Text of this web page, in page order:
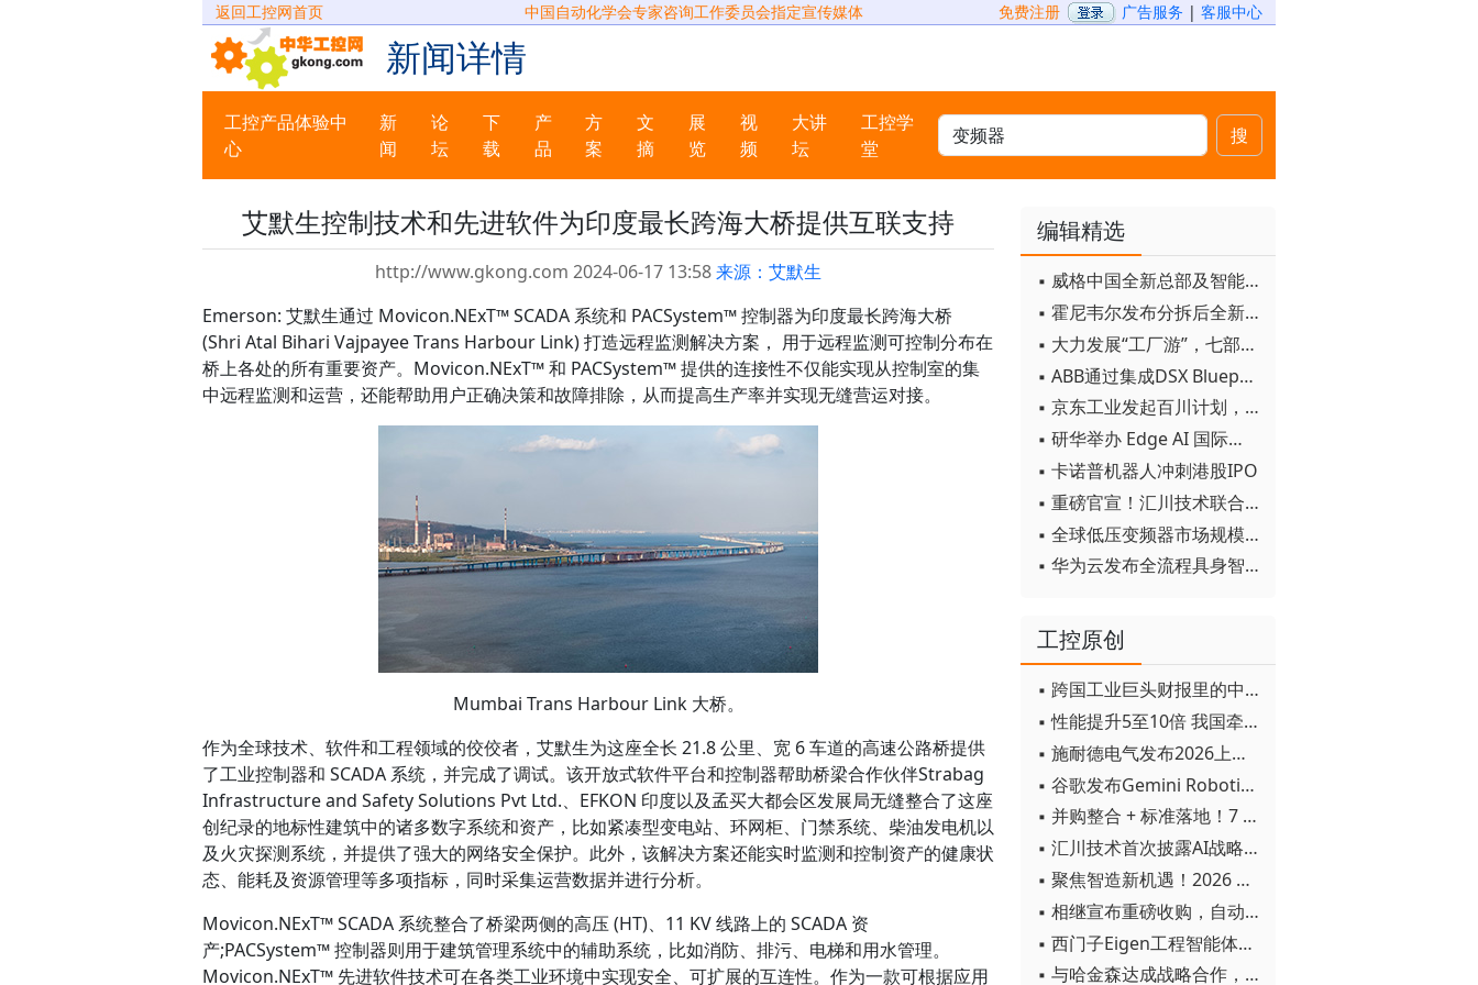
返回工控网首页 中国自动化学会专家咨询工作委员会指定宣传媒体 免费注册 广告服务 | 客服中心
新闻详情
工控产品体验中
心
新
闻
论
坛
下
载
产
品
方
案
文
摘
展
览
视
频
大讲
坛
工控学
堂
搜
艾默生控制技术和先进软件为印度最长跨海大桥提供互联支持
http://www.gkong.com 2024-06-17 13:58来源：艾默生
Emerson: 艾默生通过 Movicon.NExT™ SCADA 系统和 PACSystem™ 控制器为印度最长跨海大桥
(Shri Atal Bihari Vajpayee Trans Harbour Link) 打造远程监测解决方案， 用于远程监测可控制分布在
桥上各处的所有重要资产。Movicon.NExT™ 和 PACSystem™ 提供的连接性不仅能实现从控制室的集
中远程监测和运营，还能帮助用户正确决策和故障排除，从而提高生产率并实现无缝营运对接。
Mumbai Trans Harbour Link 大桥。
作为全球技术、软件和工程领域的佼佼者，艾默生为这座全长 21.8 公里、宽 6 车道的高速公路桥提供
了工业控制器和 SCADA 系统，并完成了调试。该开放式软件平台和控制器帮助桥梁合作伙伴Strabag
Infrastructure and Safety Solutions Pvt Ltd.、EFKON 印度以及孟买大都会区发展局无缝整合了这座
创纪录的地标性建筑中的诸多数字系统和资产，比如紧凑型变电站、环网柜、门禁系统、柴油发电机以
及火灾探测系统，并提供了强大的网络安全保护。此外，该解决方案还能实时监测和控制资产的健康状
态、能耗及资源管理等多项指标，同时采集运营数据并进行分析。
Movicon.NExT™ SCADA 系统整合了桥梁两侧的高压 (HT)、11 KV 线路上的 SCADA 资
产;PACSystem™ 控制器则用于建筑管理系统中的辅助系统，比如消防、排污、电梯和用水管理。
Movicon.NExT™ 先进软件技术可在各类工业环境中实现安全、可扩展的互连性。作为一款可根据应用
编辑精选
▪ 威格中国全新总部及智能工厂启用
▪ 霍尼韦尔发布分拆后全新品牌：霍尼韦尔科技与霍尼韦尔航空航天
▪ 大力发展“工厂游”，七部门联合发文！
▪ ABB通过集成DSX Blueprint AI基础设施，扩大与英伟达的合作
▪ 京东工业发起百川计划， 构建工业大模型新生态
▪ 研华举办 Edge AI 国际论坛
▪ 卡诺普机器人冲刺港股IPO
▪ 重磅官宣！汇川技术联合发起 D12 联盟，开创产教融合新范式
▪ 全球低压变频器市场规模2030年将超170亿美元
▪ 华为云发布全流程具身智能开发平台CloudRobo
工控原创
▪ 跨国工业巨头财报里的中国成绩单
▪ 性能提升5至10倍 我国牵头制定的WiTSnet工业以太网国际标准正式发布
▪ 施耐德电气发布2026上半年可持续发展成绩单 "Impact 2030"路线图开局稳健
▪ 谷歌发布Gemini Robotics 2模型 实现人形机器人全身智能控制突破
▪ 并购整合 + 标准落地！7 月工业自动化产业动态速递
▪ 汇川技术首次披露AI战略进展：从两个方面推动“AI业务化”落地
▪ 聚焦智造新机遇！2026 青岛数字化及智能制造技术论坛圆满落幕
▪ 相继宣布重磅收购，自动化巨头新一轮并购潮剑指何方？
▪ 西门子Eigen工程智能体落地中国，工业AI跨越物理世界“确定性”拐点
▪ 与哈金森达成战略合作，乐聚机器人何以持续获得工业巨头青睐？